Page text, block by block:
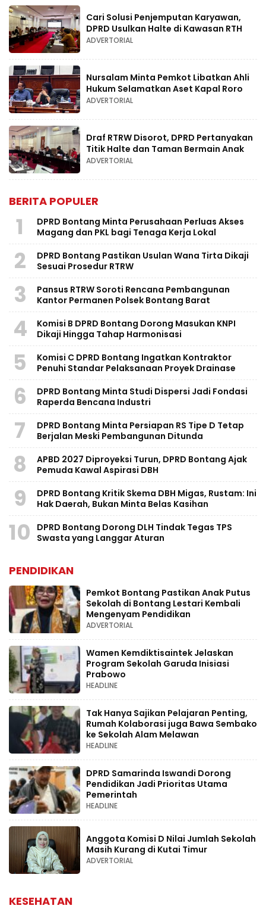
Cari Solusi Penjemputan Karyawan,
DPRD Usulkan Halte di Kawasan RTH
ADVERTORIAL
Nursalam Minta Pemkot Libatkan Ahli
Hukum Selamatkan Aset Kapal Roro
ADVERTORIAL
Draf RTRW Disorot, DPRD Pertanyakan
Titik Halte dan Taman Bermain Anak
ADVERTORIAL
BERITA POPULER
1
DPRD Bontang Minta Perusahaan Perluas Akses
Magang dan PKL bagi Tenaga Kerja Lokal
2
DPRD Bontang Pastikan Usulan Wana Tirta Dikaji
Sesuai Prosedur RTRW
3
Pansus RTRW Soroti Rencana Pembangunan
Kantor Permanen Polsek Bontang Barat
4
Komisi B DPRD Bontang Dorong Masukan KNPI
Dikaji Hingga Tahap Harmonisasi
5
Komisi C DPRD Bontang Ingatkan Kontraktor
Penuhi Standar Pelaksanaan Proyek Drainase
6
DPRD Bontang Minta Studi Dispersi Jadi Fondasi
Raperda Bencana Industri
7
DPRD Bontang Minta Persiapan RS Tipe D Tetap
Berjalan Meski Pembangunan Ditunda
8
APBD 2027 Diproyeksi Turun, DPRD Bontang Ajak
Pemuda Kawal Aspirasi DBH
9
DPRD Bontang Kritik Skema DBH Migas, Rustam: Ini
Hak Daerah, Bukan Minta Belas Kasihan
10
DPRD Bontang Dorong DLH Tindak Tegas TPS
Swasta yang Langgar Aturan
PENDIDIKAN
Pemkot Bontang Pastikan Anak Putus
Sekolah di Bontang Lestari Kembali
Mengenyam Pendidikan
ADVERTORIAL
Wamen Kemdiktisaintek Jelaskan
Program Sekolah Garuda Inisiasi
Prabowo
HEADLINE
Tak Hanya Sajikan Pelajaran Penting,
Rumah Kolaborasi juga Bawa Sembako
ke Sekolah Alam Melawan
HEADLINE
DPRD Samarinda Iswandi Dorong
Pendidikan Jadi Prioritas Utama
Pemerintah
HEADLINE
Anggota Komisi D Nilai Jumlah Sekolah
Masih Kurang di Kutai Timur
ADVERTORIAL
KESEHATAN